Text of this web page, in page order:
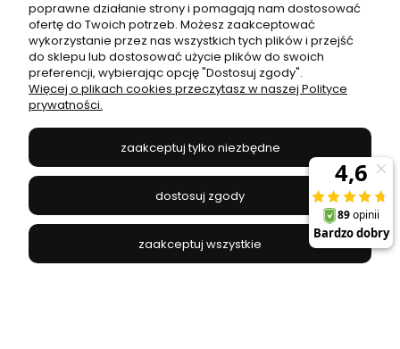
poprawne działanie strony i pomagają nam dostosować
ofertę do Twoich potrzeb. Możesz zaakceptować
wykorzystanie przez nas wszystkich tych plików i przejść
do sklepu lub dostosować użycie plików do swoich
preferencji, wybierając opcję "Dostosuj zgody".
Więcej o plikach cookies przeczytasz w naszej Polityce
prywatności.
zaakceptuj tylko niezbędne
dostosuj zgody
zaakceptuj wszystkie